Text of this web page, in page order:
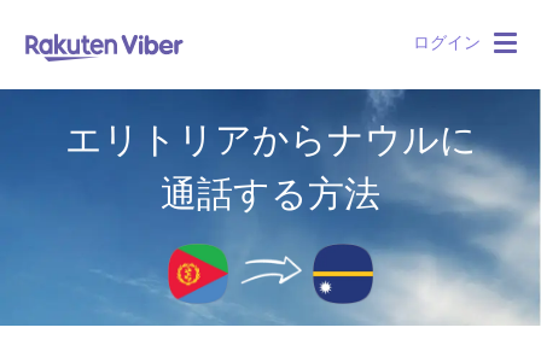
ログイン
エリトリアからナウルに
通話する方法